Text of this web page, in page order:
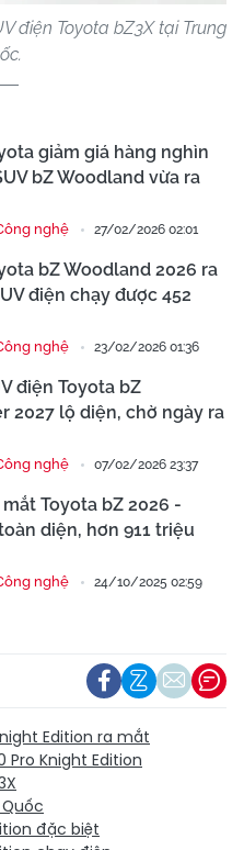
điện Toyota bZ3X tại Trung
giảm giá hàng nghìn
bZ Woodland vừa ra
nghệ 27/02/2026 02:01
bZ Woodland 2026 ra
điện chạy được 452
nghệ 23/02/2026 01:36
điện Toyota bZ
2027 lộ diện, chờ ngày ra
nghệ 07/02/2026 23:37
mắt Toyota bZ 2026 -
diện, hơn 911 triệu
nghệ 24/10/2025 02:59
Edition ra mắt
Pro Knight Edition
đặc biệt